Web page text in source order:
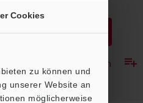
Cookies
zu können und
unserer Website an
möglicherweise
Zur Merkliste hinzufügen